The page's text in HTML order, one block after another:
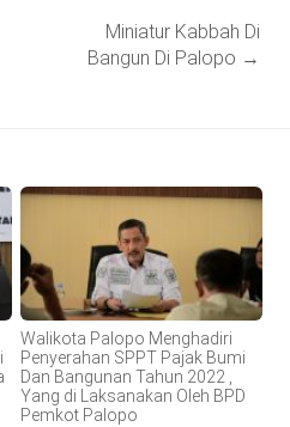
Miniatur Kabbah Di
Bangun Di Palopo →
Walikota Palopo Menghadiri
Penyerahan SPPT Pajak Bumi
Dan Bangunan Tahun 2022 ,
Yang di Laksanakan Oleh BPD
Pemkot Palopo